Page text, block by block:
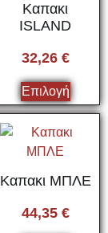
Καπακι
ISLAND
32,26 €
Επιλογή
Καπακι ΜΠΛΕ
44,35 €